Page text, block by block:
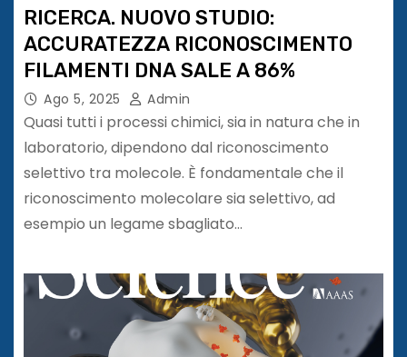
RICERCA. NUOVO STUDIO:
ACCURATEZZA RICONOSCIMENTO
FILAMENTI DNA SALE A 86%
Ago 5, 2025 Admin
Quasi tutti i processi chimici, sia in natura che in
laboratorio, dipendono dal riconoscimento
selettivo tra molecole. È fondamentale che il
riconoscimento molecolare sia selettivo, ad
esempio un legame sbagliato…